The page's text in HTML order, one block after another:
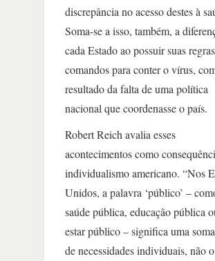
discrepância no acesso destes à
Soma-se a isso, também, a
cada Estado ao possuir suas
comandos para conter o vírus,
resultado da falta de uma política
nacional que coordenasse o país.
Robert Reich avalia esses
acontecimentos como
individualismo americano. “Nos
Unidos, a palavra ‘público’ –
saúde pública, educação pública
estar público – significa uma
de necessidades individuais, não